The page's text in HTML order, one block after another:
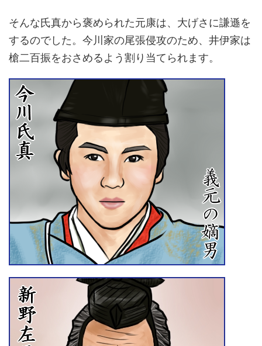
そんな氏真から褒められた元康は、大げさに謙遜を
するのでした。今川家の尾張侵攻のため、井伊家は
槍二百振をおさめるよう割り当てられます。